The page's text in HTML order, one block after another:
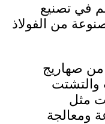
الفولاذ